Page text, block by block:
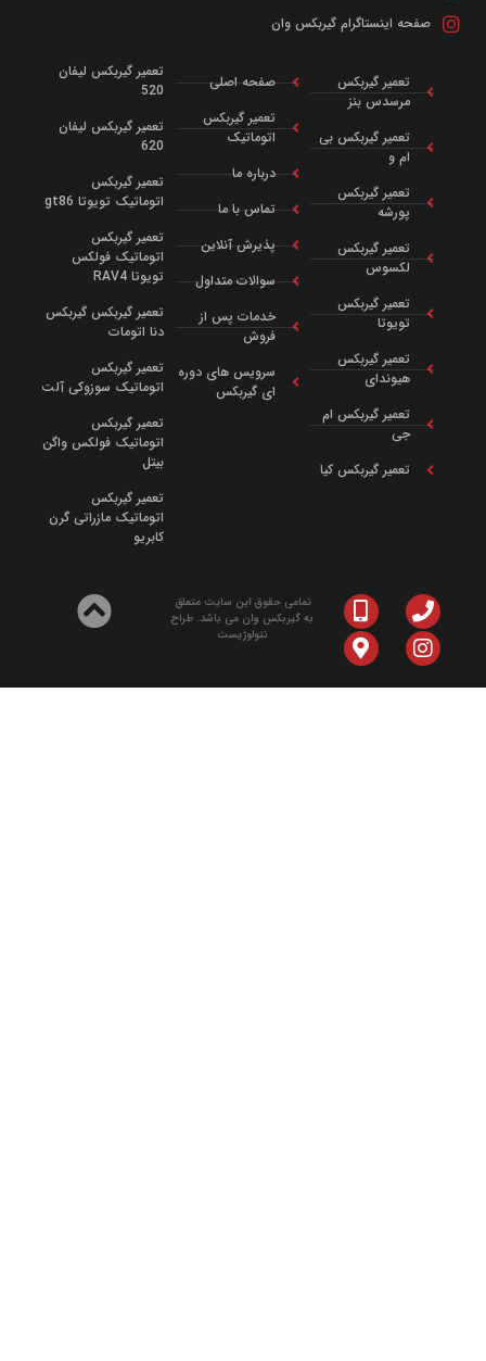
صفحه اینستاگرام گیربکس وان
تعمیر گیربکس
مرسدس بنز
تعمیر گیربکس بی
تعمیر گیربکس
پورشه
تعمیر گیربکس
لکسوس
تعمیر گیربکس
تویوتا
تعمیر گیربکس
هیوندای
تعمیر گیربکس ام
تعمیر گیربکس کیا
صفحه اصلی
تعمیر گیربکس
اتوماتیک
درباره ما
تماس با ما
پذیرش آنلاین
سوالات متداول
خدمات پس از
فروش
سرویس‌ های دوره‌
ای گیربکس
تعمیر گیربکس لیفان
520
تعمیر گیربکس لیفان
تعمیر گیربکس
اتوماتیک تویوتا gt86
تعمیر گیربکس
اتوماتیک فولکس
تویوتا RAV4
تعمیر گیربکس گیربکس
دنا اتومات
تعمیر گیربکس
اتوماتیک سوزوکی آلت
تعمیر گیربکس
اتوماتیک فولکس واگن
تعمیر گیربکس
اتوماتیک مازراتی گرن
تمامی حقوق این سایت متعلق
به گیربکس وان می باشد. طراح